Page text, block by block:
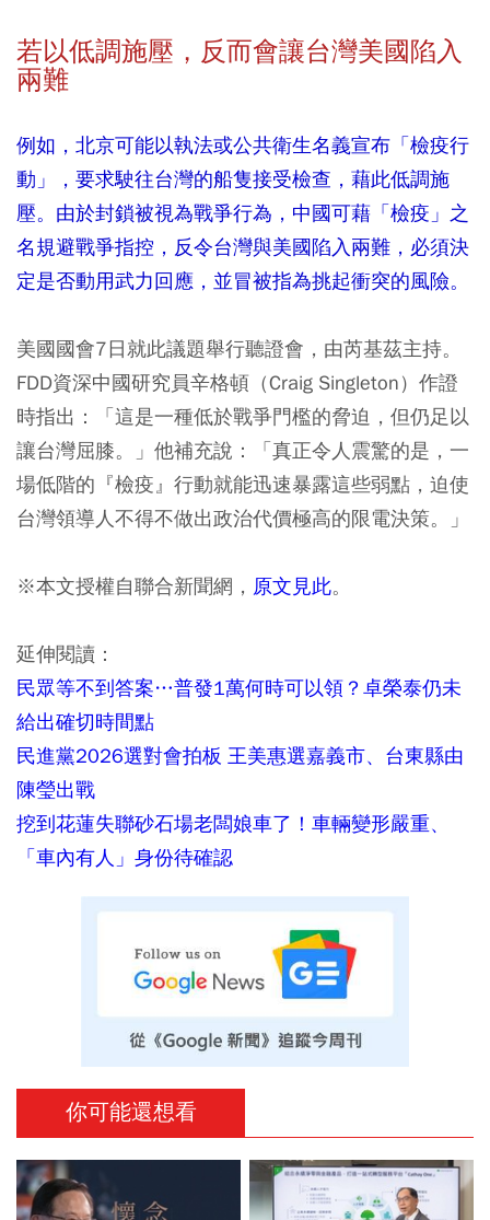
若以低調施壓，反而會讓台灣美國陷入
兩難
例如，北京可能以執法或公共衛生名義宣布「檢疫行
動」，要求駛往台灣的船隻接受檢查，藉此低調施
壓。由於封鎖被視為戰爭行為，中國可藉「檢疫」之
名規避戰爭指控，反令台灣與美國陷入兩難，必須決
定是否動用武力回應，並冒被指為挑起衝突的風險。
美國國會7日就此議題舉行聽證會，由芮基茲主持。
FDD資深中國研究員辛格頓（Craig Singleton）作證
時指出：「這是一種低於戰爭門檻的脅迫，但仍足以
讓台灣屈膝。」他補充說：「真正令人震驚的是，一
場低階的『檢疫』行動就能迅速暴露這些弱點，迫使
台灣領導人不得不做出政治代價極高的限電決策。」
※本文授權自聯合新聞網， 原文見此。
延伸閱讀：
民眾等不到答案…普發1萬何時可以領？卓榮泰仍未
給出確切時間點
民進黨2026選對會拍板 王美惠選嘉義市、台東縣由
陳瑩出戰
挖到花蓮失聯砂石場老闆娘車了！車輛變形嚴重、
「車內有人」身份待確認
你可能還想看